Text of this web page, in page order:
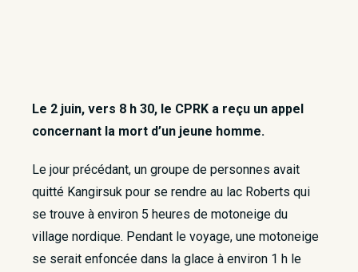
Le 2 juin, vers 8 h 30, le CPRK a reçu un appel
concernant la mort d’un jeune homme.
Le jour précédant, un groupe de personnes avait
quitté Kangirsuk pour se rendre au lac Roberts qui
se trouve à environ 5 heures de motoneige du
village nordique. Pendant le voyage, une motoneige
se serait enfoncée dans la glace à environ 1 h le